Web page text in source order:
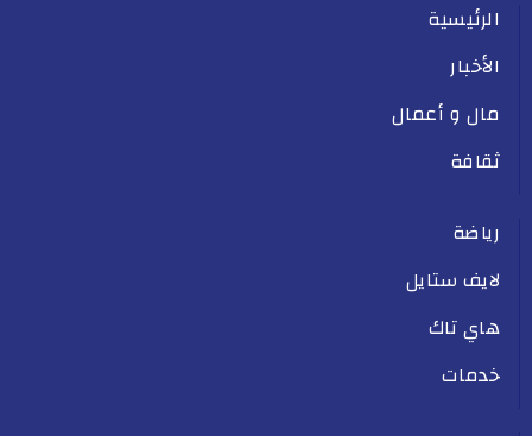
الرئيسية
الأخبار
مال و أعمال
ثقافة
رياضة
لايف ستايل
هاي تاك
خدمات